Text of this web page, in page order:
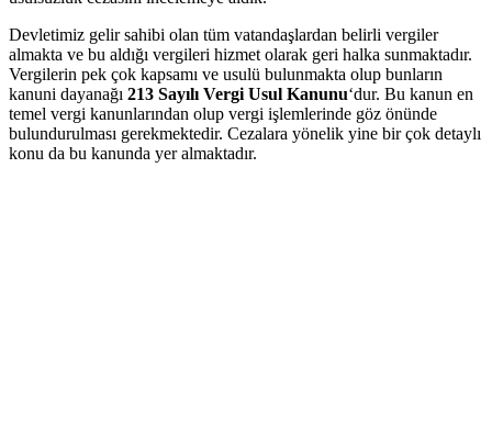
Devletimiz gelir sahibi olan tüm vatandaşlardan belirli vergiler
almakta ve bu aldığı vergileri hizmet olarak geri halka sunmaktadır.
Vergilerin pek çok kapsamı ve usulü bulunmakta olup bunların
kanuni dayanağı 213 Sayılı Vergi Usul Kanunu‘dur. Bu kanun en
temel vergi kanunlarından olup vergi işlemlerinde göz önünde
bulundurulması gerekmektedir. Cezalara yönelik yine bir çok detaylı
konu da bu kanunda yer almaktadır.